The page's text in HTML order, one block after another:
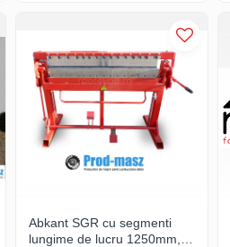
Abkant SGR cu segmenti
lungime de lucru 1250mm,